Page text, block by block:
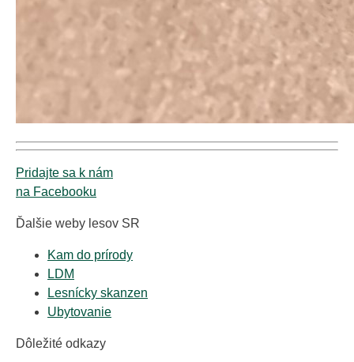
Pridajte sa k nám
na Facebooku
Ďalšie weby lesov SR
Kam do prírody
LDM
Lesnícky skanzen
Ubytovanie
Dôležité odkazy